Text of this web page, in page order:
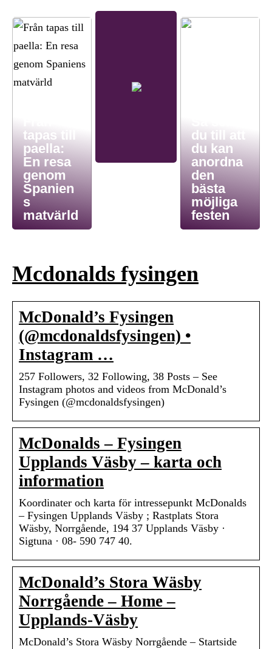
tapas till
paella:
En resa
genom
Spanien
s
matvärld
du till att
du kan
anordna
den
bästa
möjliga
festen
Mcdonalds fysingen
McDonald’s Fysingen
(@mcdonaldsfysingen) •
Instagram …
257 Followers, 32 Following, 38 Posts – See
Instagram photos and videos from McDonald’s
Fysingen (@mcdonaldsfysingen)
McDonalds – Fysingen
Upplands Väsby – karta och
information
Koordinater och karta för intressepunkt McDonalds
– Fysingen Upplands Väsby ; Rastplats Stora
Wäsby, Norrgående, 194 37 Upplands Väsby ·
Sigtuna · 08- 590 747 40.
McDonald’s Stora Wäsby
Norrgående – Home –
Upplands-Väsby
McDonald’s Stora Wäsby Norrgående – Startside